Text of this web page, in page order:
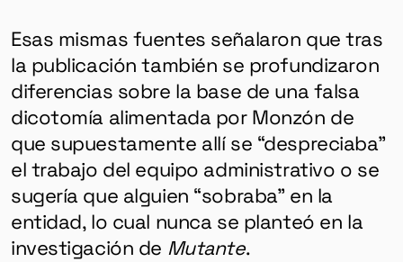
Esas mismas fuentes señalaron que tras
la publicación también se profundizaron
diferencias sobre la base de una falsa
dicotomía alimentada por Monzón de
que supuestamente allí se “despreciaba”
el trabajo del equipo administrativo o se
sugería que alguien “sobraba” en la
entidad, lo cual nunca se planteó en la
investigación de Mutante.